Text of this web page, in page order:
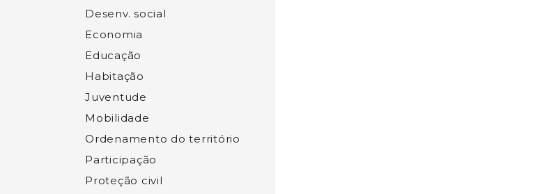
Desenv. social
Economia
Educação
Habitação
Juventude
Mobilidade
Ordenamento do território
Participação
Proteção civil